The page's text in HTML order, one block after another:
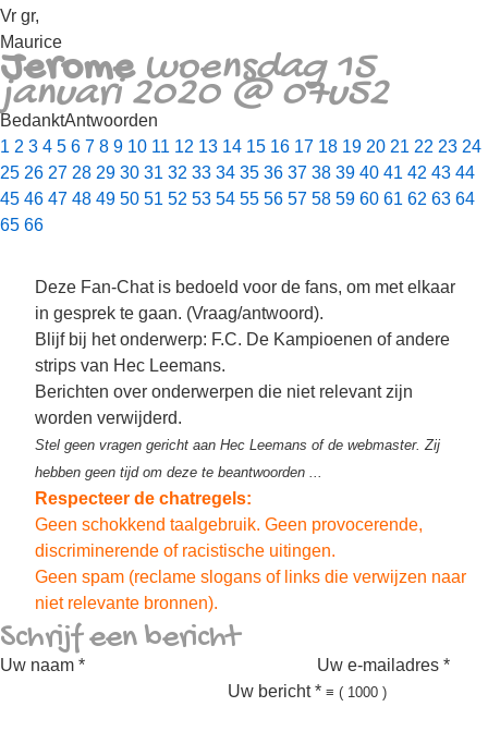
Vr gr,
Maurice
Jeromewoensdag 15
januari 2020 @ 07u52
BedanktAntwoorden
1 2 3 4 5 6 7 8 9 10 11 12 13 14 15 16 17 18 19 20 21 22 23 24
25 26 27 28 29 30 31 32 33 34 35 36 37 38 39 40 41 42 43 44
45 46 47 48 49 50 51 52 53 54 55 56 57 58 59 60 61 62 63 64
65 66
Deze Fan-Chat is bedoeld voor de fans, om met elkaar
in gesprek te gaan. (Vraag/antwoord).
Blijf bij het onderwerp: F.C. De Kampioenen of andere
strips van Hec Leemans.
Berichten over onderwerpen die niet relevant zijn
worden verwijderd.
Stel geen vragen gericht aan Hec Leemans of de webmaster. Zij
hebben geen tijd om deze te beantwoorden ...
Respecteer de chatregels:
Geen schokkend taalgebruik. Geen provocerende,
discriminerende of racistische uitingen.
Geen spam (reclame slogans of links die verwijzen naar
niet relevante bronnen).
Schrijf een bericht
Uw naam *
Uw e-mailadres *
Uw bericht * ≡ ( 1000 )